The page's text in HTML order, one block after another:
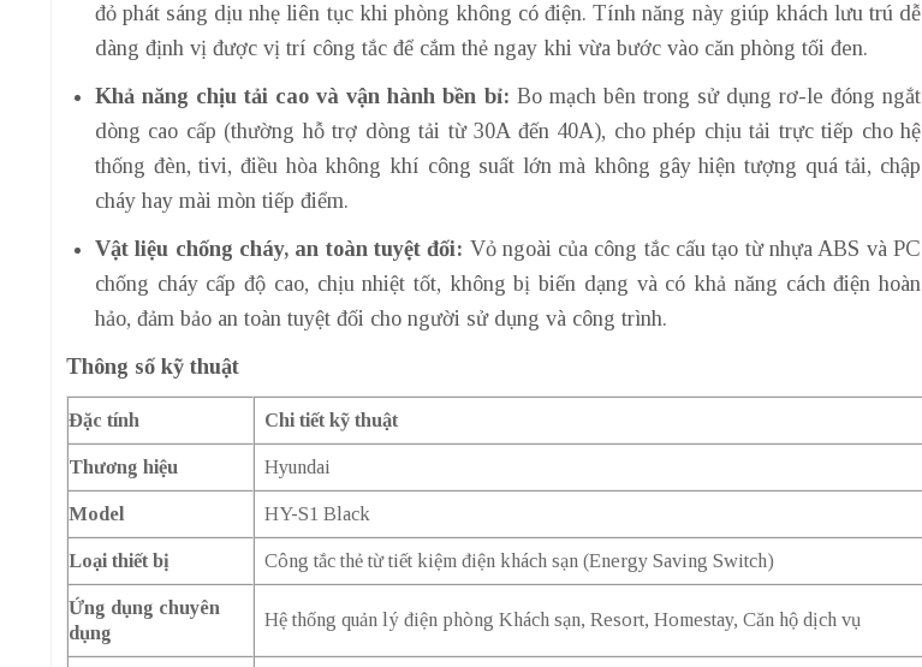
đỏ phát sáng dịu nhẹ liên tục khi phòng không có điện. Tính năng này giúp khách lưu trú dễ
dàng định vị được vị trí công tắc để cắm thẻ ngay khi vừa bước vào căn phòng tối đen.
Khả năng chịu tải cao và vận hành bền bỉ: Bo mạch bên trong sử dụng rơ-le đóng ngắt
dòng cao cấp (thường hỗ trợ dòng tải từ 30A đến 40A), cho phép chịu tải trực tiếp cho hệ
thống đèn, tivi, điều hòa không khí công suất lớn mà không gây hiện tượng quá tải, chập
cháy hay mài mòn tiếp điểm.
Vật liệu chống cháy, an toàn tuyệt đối: Vỏ ngoài của công tắc cấu tạo từ nhựa ABS và PC
chống cháy cấp độ cao, chịu nhiệt tốt, không bị biến dạng và có khả năng cách điện hoàn
hảo, đảm bảo an toàn tuyệt đối cho người sử dụng và công trình.
Thông số kỹ thuật
Đặc tính Chi tiết kỹ thuật
Thương hiệu Hyundai
Model HY-S1 Black
Loại thiết bị Công tắc thẻ từ tiết kiệm điện khách sạn (Energy Saving Switch)
Ứng dụng chuyên
dụng
Hệ thống quản lý điện phòng Khách sạn, Resort, Homestay, Căn hộ dịch vụ